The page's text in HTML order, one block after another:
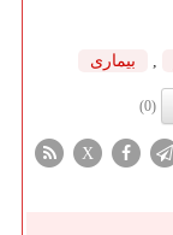
, بیماری
(0)
X